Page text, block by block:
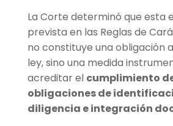
La Corte determinó que esta
prevista en las Reglas de
no constituye una obligación
ley, sino una medida
acreditar el cumplimiento
obligaciones de
diligencia e integración